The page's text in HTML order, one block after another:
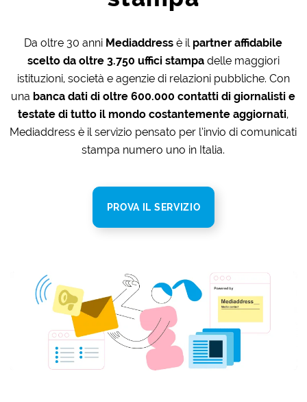
Da oltre 30 anni Mediaddressè il partner affidabile
scelto da oltre 3.750 uffici stampa delle maggiori
istituzioni, società e agenzie di relazioni pubbliche. Con
una banca dati di oltre 600.000 contatti di giornalisti e
testate di tutto il mondo costantemente aggiornati,
Mediaddress è il servizio pensato per l’invio di comunicati
stampa numero uno in Italia.
PROVA IL SERVIZIO